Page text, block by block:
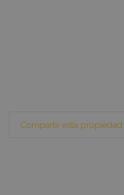
Compartir esta propiedad: